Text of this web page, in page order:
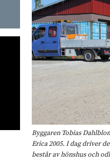
Byggaren Tobias
Erica 2005. I dag driver
består av hönshus och